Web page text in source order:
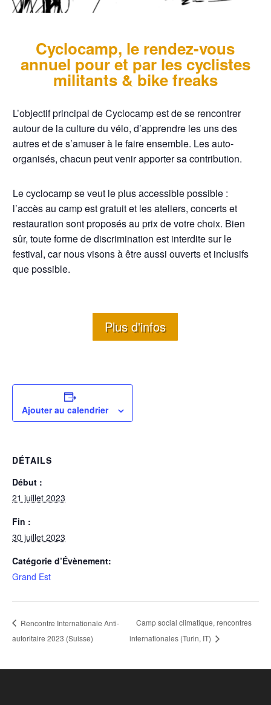
Cyclocamp, le rendez-vous
annuel pour et par les cyclistes
militants & bike freaks
L’objectif principal de Cyclocamp est de se rencontrer
autour de la culture du vélo, d’apprendre les uns des
autres et de s’amuser à le faire ensemble. Les auto-
organisés, chacun peut venir apporter sa contribution.
Le cyclocamp se veut le plus accessible possible :
l’accès au camp est gratuit et les ateliers, concerts et
restauration sont proposés au prix de votre choix. Bien
sûr, toute forme de discrimination est interdite sur le
festival, car nous visons à être aussi ouverts et inclusifs
que possible.
Plus d'infos
Ajouter au calendrier
DÉTAILS
Début :
21 juillet 2023
Fin :
30 juillet 2023
Catégorie d’Évènement:
Grand Est
Rencontre Internationale Anti-
autoritaire 2023 (Suisse)
Camp social climatique, rencontres
internationales (Turin, IT)